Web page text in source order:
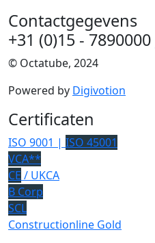
Contactgegevens
+31 (0)15 - 7890000
© Octatube, 2024
Powered by Digivotion
Certificaten
ISO 9001 | ISO 45001
VCA**
CE / UKCA
B Corp
SCL
Constructionline Gold